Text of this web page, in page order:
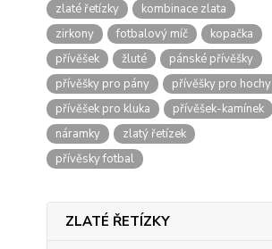
zlaté řetízky
kombinace zlata
zirkony
fotbalový míč
kopačka
přívěšek
žluté
pánské přívěšky
přívěšky pro pány
přívěšky pro hochy
přívěšek pro kluka
přívěšek-kamínek
náramky
zlatý řetízek
přívěsky fotbal
ZLATÉ ŘETÍZKY